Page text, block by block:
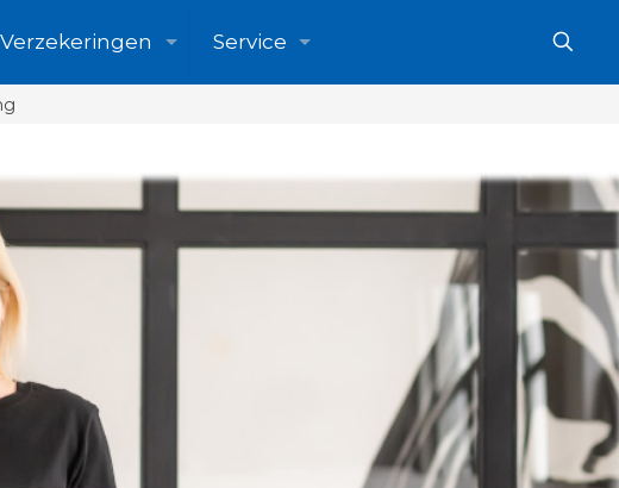
Verzekeringen Service